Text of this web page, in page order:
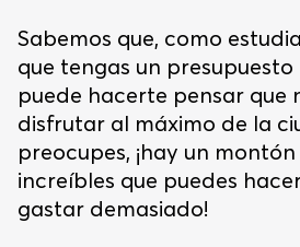
Sabemos que, como
que tengas un
puede hacerte pensar que
disfrutar al máximo de la
preocupes, ¡hay un
increíbles que puedes
gastar demasiado!